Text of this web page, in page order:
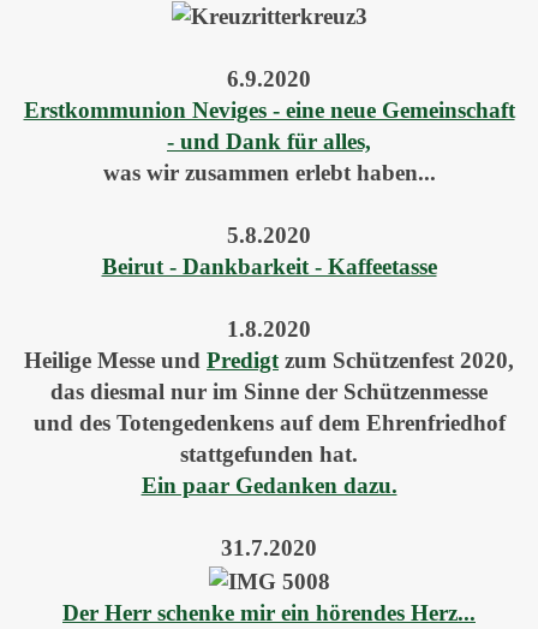
6.9.2020
Erstkommunion Neviges - eine neue Gemeinschaft
- und Dank für alles,
was wir zusammen erlebt haben...
5.8.2020
Beirut - Dankbarkeit - Kaffeetasse
1.8.2020
Heilige Messe und Predigt zum Schützenfest 2020,
das diesmal nur im Sinne der Schützenmesse
und des Totengedenkens auf dem Ehrenfriedhof
stattgefunden hat.
Ein paar Gedanken dazu.
31.7.2020
Der Herr schenke mir ein hörendes Herz...